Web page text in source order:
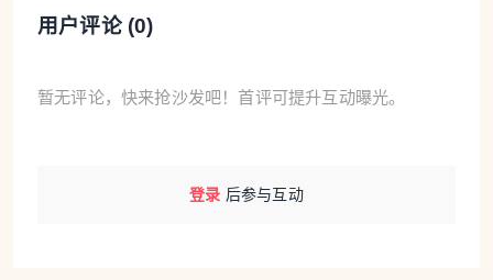
用户评论 (0)
暂无评论，快来抢沙发吧！首评可提升互动曝光。
登录 后参与互动